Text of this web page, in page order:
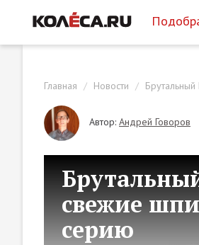
Главная Новости
Автор: Андрей Говоров
свежие
серию